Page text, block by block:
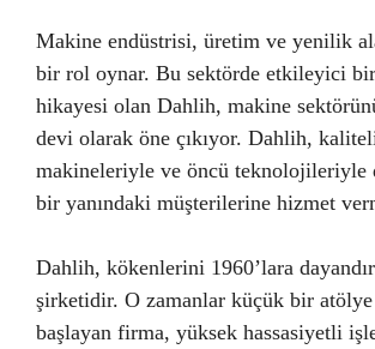
Makine endüstrisi, üretim ve yenilik
bir rol oynar. Bu sektörde etkileyici bir
hikayesi olan Dahlih, makine
devi olarak öne çıkıyor. Dahlih,
makineleriyle ve öncü teknolojileriyle
bir yanındaki müşterilerine hizmet
Dahlih, kökenlerini 1960’lara
şirketidir. O zamanlar küçük bir
başlayan firma, yüksek hassasiyetli